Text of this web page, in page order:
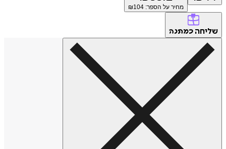
מחיר על הספר: ₪104
כמתנה